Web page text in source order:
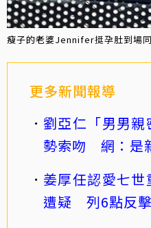
瘦子的老婆Jennifer挺孕肚到場
更多新聞報導
劉亞仁「男男
勢索吻 網：是
姜厚任認愛七
遭疑 列6點反